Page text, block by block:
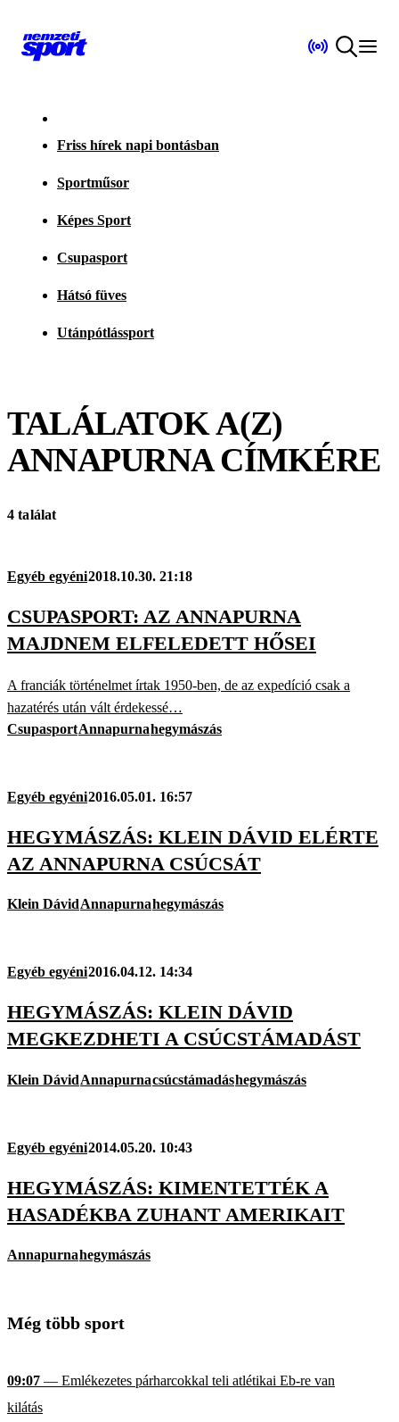
Friss hírek napi bontásban
Sportműsor
Képes Sport
Csupasport
Hátsó füves
Utánpótlássport
TALÁLATOK A(Z)
ANNAPURNACÍMKÉRE
4 találat
Egyéb egyéni2018.10.30. 21:18
CSUPASPORT: AZ ANNAPURNA
MAJDNEM ELFELEDETT HŐSEI
A franciák történelmet írtak 1950-ben, de az expedíció csak a
hazatérés után vált érdekessé…
CsupasportAnnapurnahegymászás
Egyéb egyéni2016.05.01. 16:57
HEGYMÁSZÁS: KLEIN DÁVID ELÉRTE
AZ ANNAPURNA CSÚCSÁT
Klein DávidAnnapurnahegymászás
Egyéb egyéni2016.04.12. 14:34
HEGYMÁSZÁS: KLEIN DÁVID
MEGKEZDHETI A CSÚCSTÁMADÁST
Klein DávidAnnapurnacsúcstámadáshegymászás
Egyéb egyéni2014.05.20. 10:43
HEGYMÁSZÁS: KIMENTETTÉK A
HASADÉKBA ZUHANT AMERIKAIT
Annapurnahegymászás
Még több sport
09:07 — Emlékezetes párharcokkal teli atlétikai Eb-re van
kilátás